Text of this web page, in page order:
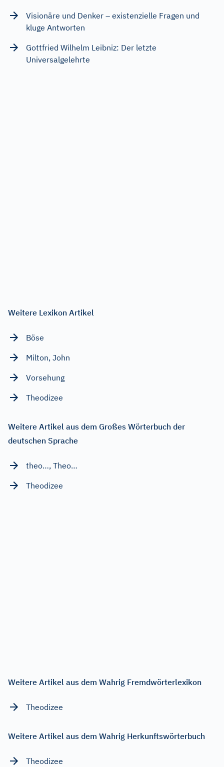
Visionäre und Denker – existenzielle Fragen und
kluge Antworten
Gottfried Wilhelm Leibniz: Der letzte
Universalgelehrte
Weitere Lexikon Artikel
Böse
Milton, John
Vorsehung
Theodizee
Weitere Artikel aus dem Großes Wörterbuch der
deutschen Sprache
theo…, Theo…
Theodizee
Weitere Artikel aus dem Wahrig Fremdwörterlexikon
Theodizee
Weitere Artikel aus dem Wahrig Herkunftswörterbuch
Theodizee